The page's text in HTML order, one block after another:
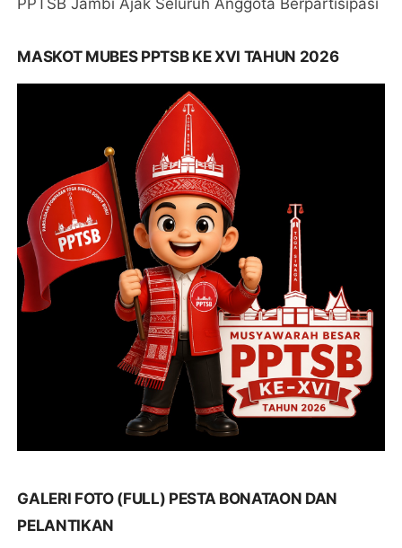
MASKOT MUBES PPTSB KE XVI TAHUN 2026
GALERI FOTO (FULL) PESTA BONATAON DAN
PELANTIKAN